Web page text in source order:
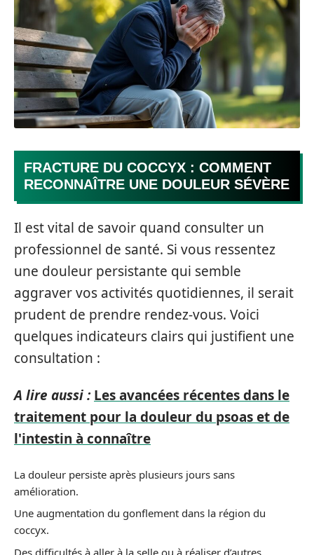
FRACTURE DU COCCYX : COMMENT
RECONNAÎTRE UNE DOULEUR SÉVÈRE
Il est vital de savoir quand consulter un
professionnel de santé. Si vous ressentez
une douleur persistante qui semble
aggraver vos activités quotidiennes, il serait
prudent de prendre rendez-vous. Voici
quelques indicateurs clairs qui justifient une
consultation :
A lire aussi : Les avancées récentes dans le
traitement pour la douleur du psoas et de
l'intestin à connaître
La douleur persiste après plusieurs jours sans
amélioration.
Une augmentation du gonflement dans la région du
coccyx.
Des difficultés à aller à la selle ou à réaliser d’autres